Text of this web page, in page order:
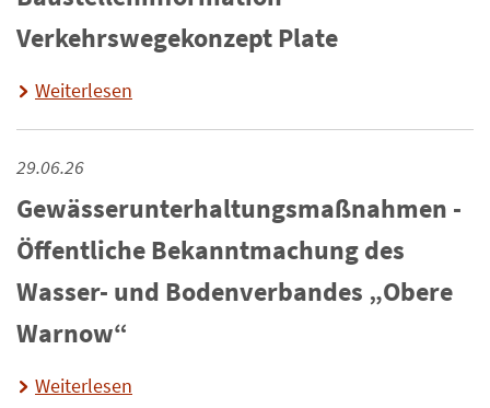
Verkehrswegekonzept Plate
Weiterlesen
29.06.26
Gewässerunterhaltungsmaßnahmen -
Öffentliche Bekanntmachung des
Wasser- und Bodenverbandes „Obere
Warnow“
Weiterlesen